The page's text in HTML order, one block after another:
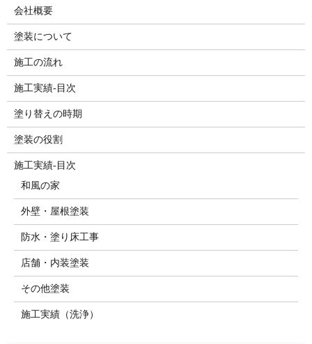
会社概要
塗装について
施工の流れ
施工実績-目次
塗り替えの時期
塗装の役割
施工実績-目次
和風の家
外壁・屋根塗装
防水・塗り床工事
店舗・内装塗装
その他塗装
施工実績（洗浄）